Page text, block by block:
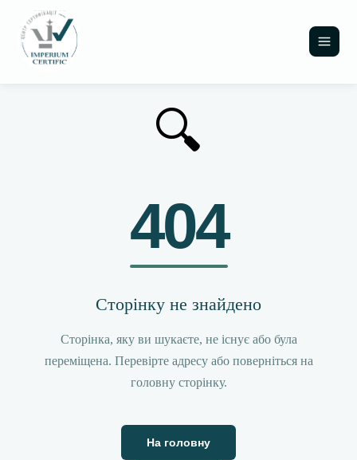
🔍
404
Сторінку не знайдено
Сторінка, яку ви шукаєте, не існує або була
переміщена. Перевірте адресу або поверніться на
головну сторінку.
На головну